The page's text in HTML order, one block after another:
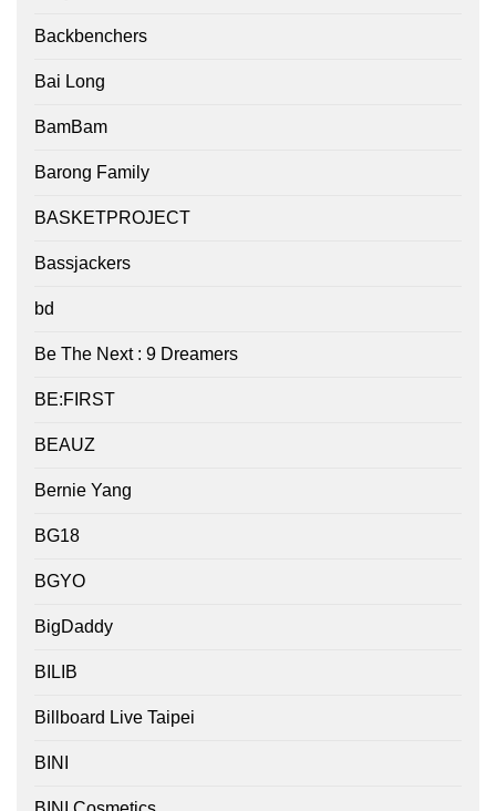
Backbenchers
Bai Long
BamBam
Barong Family
BASKETPROJECT
Bassjackers
bd
Be The Next : 9 Dreamers
BE:FIRST
BEAUZ
Bernie Yang
BG18
BGYO
BigDaddy
BILIB
Billboard Live Taipei
BINI